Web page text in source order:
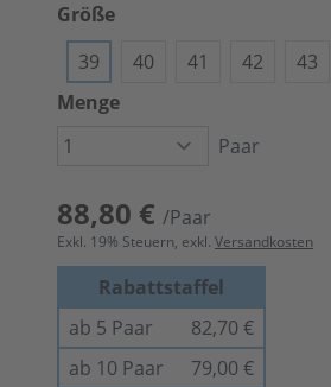
Größe
39
40 41 42 43
Menge
Paar
88,80 € /Paar
Exkl. 19% Steuern, exkl. Versandkosten
Rabattstaffel
ab 5 Paar
82,70 €
ab 10 Paar
79,00 €